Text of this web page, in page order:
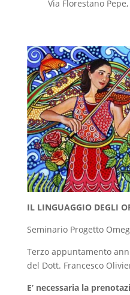
Via Florestano
IL LINGUAGGIO DEGLI
Seminario Progetto
Terzo appuntamento
del Dott. Francesco
E’ necessaria la